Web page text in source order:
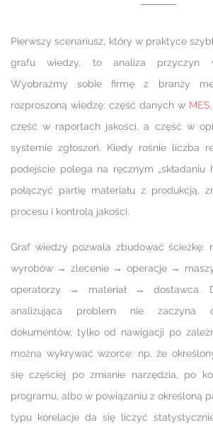
Pierwszy scenariusz, który w praktyce
grafu wiedzy, to analiza przyczyn
Wyobraźmy sobie firmę z branży
rozproszoną wiedzę: część danych w MES
część w raportach jakości, a część w
systemie zgłoszeń. Kiedy rośnie liczba
podejście polega na ręcznym
połączyć partię materiału z produkcją,
procesu i kontrolą jakości.
Graf wiedzy pozwala zbudować ścieżkę:
wyrobów → zlecenie → operacje →
operatorzy → materiał → dostawca.
analizująca problem nie zaczyna
dokumentów, tylko od nawigacji po
można wykrywać wzorce: np. że
się częściej po zmianie narzędzia, po
programu, albo w powiązaniu z określoną
typu korelacje da się liczyć